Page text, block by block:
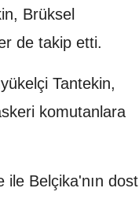
Brüksel
de takip etti.
Tantekin,
komutanlara
ile Belçika'nın dost